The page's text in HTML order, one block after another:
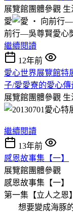
展覽館團體參觀 生
愛
前行—吳尊賢愛心
繼續閱讀
12年前
愛心世界展覽館特
子/愛愛寮的愛心傳
展覽館團體參觀 生
繼續閱讀
13年前
感恩故事集【一】
展覽館團體參觀
感恩故事集【一】
第一集【立人之恩】
想要變成海豚